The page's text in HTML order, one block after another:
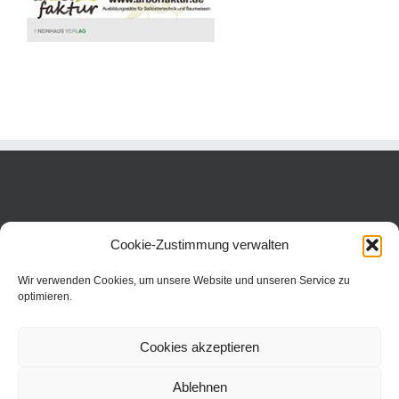
Cookie-Zustimmung verwalten
Wir verwenden Cookies, um unsere Website und unseren Service zu
optimieren.
Cookies akzeptieren
Ablehnen